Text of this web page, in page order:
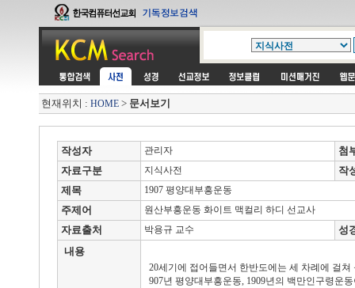
현재위치 : HOME > 문서보기
작성자 관리자
첨
자료구분
지식사전
작
제목
1907 평양대부흥운동
주제어 원산부흥운동 화이트 맥컬리 하디 선교사
자료출처 박용규 교수
성
내용
20세기에 접어들면서 한반도에는 세 차례에 걸
907년 평양대부흥운동, 1909년의 백만인구령운